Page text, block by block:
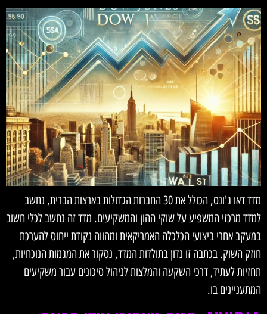
מדד דאו ג'ונס, הכולל את 30 החברות הגדולות בארצות הברית, נחשב
למדד מרכזי המשפיע על שוקי ההון והמשקיעים. מדד זה נחשב לכלי חשוב
במעקב אחרי ביצועי הכלכלה האמריקאית ומהווה נקודת ייחוס להערכת
חוזק השוק. בכתבה זו נדון בתולדות המדד, נסקור את המגמות הנוכחיות,
תחזיות לעתיד, דרכי השקעה והמלצות לניהול סיכונים עבור משקיעים
המתעניינים בו.